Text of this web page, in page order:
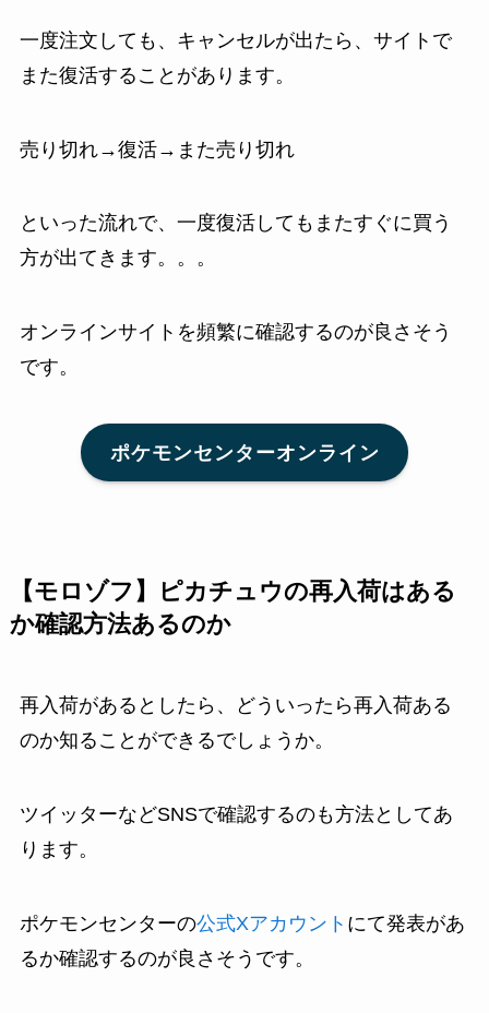
一度注文しても、キャンセルが出たら、サイトで
また復活することがあります。
売り切れ→復活→また売り切れ
といった流れで、一度復活してもまたすぐに買う
方が出てきます。。。
オンラインサイトを頻繁に確認するのが良さそう
です。
ポケモンセンターオンライン
【モロゾフ】ピカチュウの再入荷はある
か確認方法あるのか
再入荷があるとしたら、どういったら再入荷ある
のか知ることができるでしょうか。
ツイッターなどSNSで確認するのも方法としてあ
ります。
ポケモンセンターの公式Xアカウント にて発表があ
るか確認するのが良さそうです。